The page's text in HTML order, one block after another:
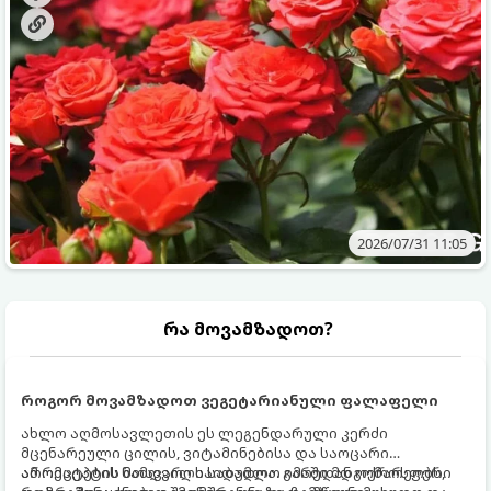
ვიცოდეთ, რომელი სასუქები გამოიყენება ამ დროს.
2026/07/31 11:05
რა მოვამზადოთ?
როგორ მოვამზადოთ ვეგეტარიანული ფალაფელი
ახლო აღმოსავლეთის ეს ლეგენდარული კერძი
მცენარეული ცილის, ვიტამინებისა და საოცარი
არომატების ნამდვილი საბადოა. გარედან ოქროსფერი
ამ რეცეპტის მთავარი საიდუმლო იმაში მდგომარეობს,